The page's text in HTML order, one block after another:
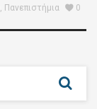
, Πανεπιστήμια 0